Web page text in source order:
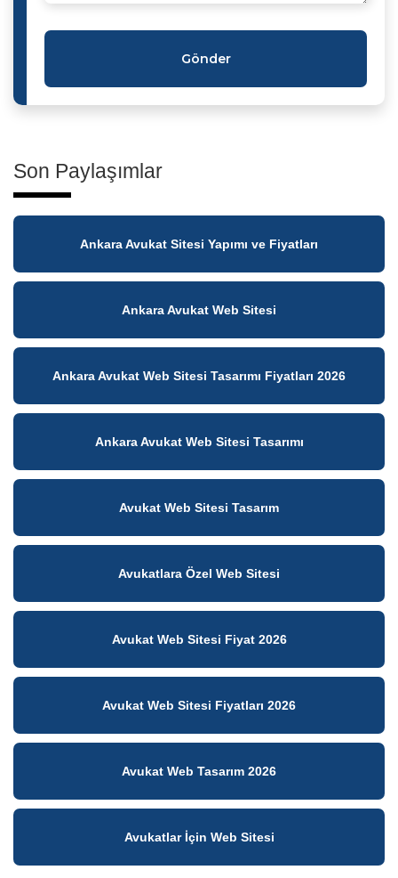
Gönder
Son Paylaşımlar
Ankara Avukat Sitesi Yapımı ve Fiyatları
Ankara Avukat Web Sitesi
Ankara Avukat Web Sitesi Tasarımı Fiyatları 2026
Ankara Avukat Web Sitesi Tasarımı
Avukat Web Sitesi Tasarım
Avukatlara Özel Web Sitesi
Avukat Web Sitesi Fiyat 2026
Avukat Web Sitesi Fiyatları 2026
Avukat Web Tasarım 2026
Avukatlar İçin Web Sitesi